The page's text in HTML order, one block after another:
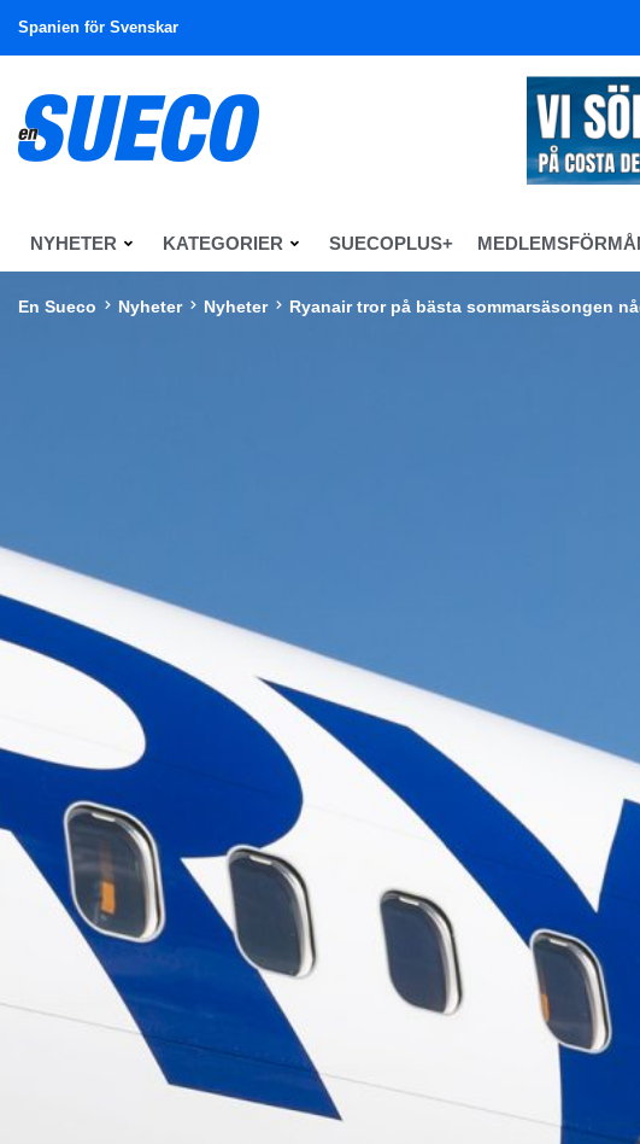
Spanien för Svenskar
NYHETER KATEGORIER SUECOPLUS+
En Sueco Nyheter Nyheter Ryanair tror på bästa sommarsäsongen